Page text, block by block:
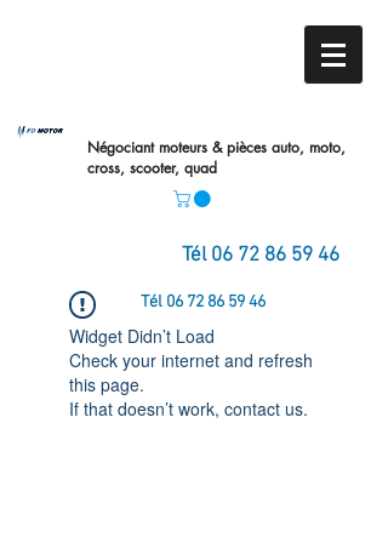
Négociant moteurs & pièces auto, moto,
cross, scooter, quad
Tél 06 72 86 59 46
Tél 06 72 86 59 46
Widget Didn’t Load
Check your internet and refresh
this page.
If that doesn’t work, contact us.